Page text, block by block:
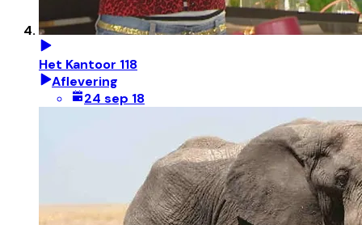
Het Kantoor 118
Aflevering
24 sep 18